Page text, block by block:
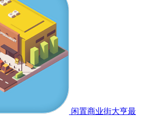
闲置商业街大亨最